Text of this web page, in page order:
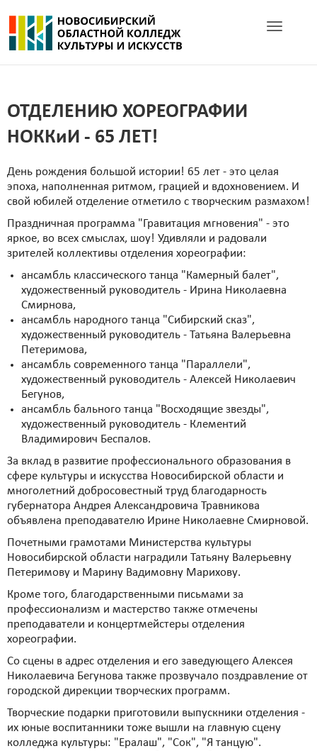
Toggle
ОТДЕЛЕНИЮ ХОРЕОГРАФИИ
НОККиИ - 65 ЛЕТ!
День рождения большой истории! 65 лет - это целая
эпоха, наполненная ритмом, грацией и вдохновением. И
свой юбилей отделение отметило с творческим размахом!
Праздничная программа "Гравитация мгновения" - это
яркое, во всех смыслах, шоу! Удивляли и радовали
зрителей коллективы отделения хореографии:
ансамбль классического танца "Камерный балет",
художественный руководитель - Ирина Николаевна
Смирнова,
ансамбль народного танца "Сибирский сказ",
художественный руководитель - Татьяна Валерьевна
Петеримова,
ансамбль современного танца "Параллели",
художественный руководитель - Алексей Николаевич
Бегунов,
ансамбль бального танца "Восходящие звезды",
художественный руководитель - Клементий
Владимирович Беспалов.
За вклад в развитие профессионального образования в
сфере культуры и искусства Новосибирской области и
многолетний добросовестный труд благодарность
губернатора Андрея Александровича Травникова
объявлена преподавателю Ирине Николаевне Смирновой.
Почетными грамотами Министерства культуры
Новосибирской области наградили Татьяну Валерьевну
Петеримову и Марину Вадимовну Марихову.
Кроме того, благодарственными письмами за
профессионализм и мастерство также отмечены
преподаватели и концертмейстеры отделения
хореографии.
Со сцены в адрес отделения и его заведующего Алексея
Николаевича Бегунова также прозвучало поздравление от
городской дирекции творческих программ.
Творческие подарки приготовили выпускники отделения -
их юные воспитанники тоже вышли на главную сцену
колледжа культуры: "Ералаш", "Сок", "Я танцую".